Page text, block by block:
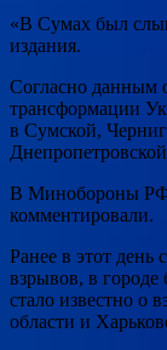
«В Сумах был
издания.
Согласно данным
трансформации
в Сумской,
В Минобороны
комментировали.
Ранее в этот день
взрывов, в городе
стало известно о
области и